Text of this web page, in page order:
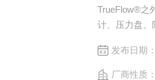
TrueFlow®之
计、压力盘、
发布日期：
厂商性质